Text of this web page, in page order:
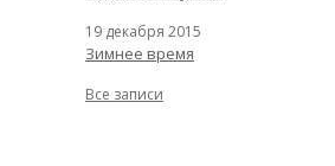
19 декабря 2015
Зимнее время
Все записи